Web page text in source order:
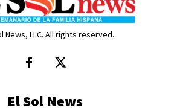
News, LLC. All rights reserved.
El Sol News